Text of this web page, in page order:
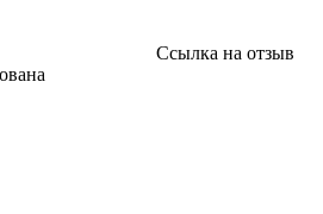
Ссылка на отзыв